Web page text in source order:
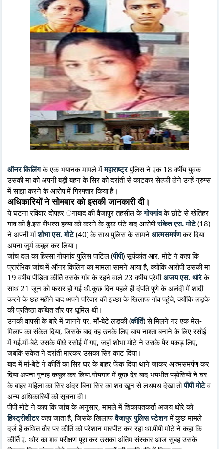
ऑनर किलिंगके एक भयानक मामले मेंमहाराष्ट्रपुलिस ने एक 18 वर्षीय युवक
उसकी मां को अपनी बड़ी बहन के सिर को दरांती से काटकर सेल्फी लेने उन्हें ग्रुप्स
में साझा करने के आरोप में गिरफ्तार किया है।
अधिकारियों ने सोमवार को इसकी जानकारी दी।
ये घटना रविवार दोपहर ंगाबाद की वैजापुर तहसील केगोयगांवके छोटे से खेतिहर
गांव की है.इस वीभत्स हत्या को करने के कुछ घंटे बाद आरोपीसंकेत एस. मोटे(18)
ने अपनी मांशोभा एस. मोटे(40) के साथ पुलिस के सामने आत्मसमर्पणकर दिया
अपना जुर्म कबूल कर लिया।
जांच दल का हिस्सा गोयगांव पुलिस पाटिल (पीपी) सूर्यकांत आर. मोटे ने कहा कि
प्रारंभिक जांच में ऑनर किलिंग का मामला सामने आया है, क्योंकि आरोपी उसकी मां
19 वर्षीय पीड़िता कीर्ति उसके गांव के रहने वाले 23 वर्षीय प्रेमीअजय एस. थोरेके
साथ 21 जून को फरार हो गई थी.कुछ दिन पहले ही दंपति पुणे के अलंदी में शादी
करने के छह महीने बाद अपने परिवार की इच्छा के खिलाफ गांव पहुंचे, क्योंकि लड़के
की प्रतिष्ठा कथित तौर पर धूमिल थी।
उनकी वापसी के बारे में जानने पर, माँ-बेटे लड़की (कीर्ति) से मिलने गए एक मेल-
मिलाप का संकेत दिया, जिसके बाद वह उनके लिए चाय नाश्ता बनाने के लिए रसोई
में गई.माँ-बेटे उसके पीछे रसोई में गए, जहाँ शोभा मोटे ने उसके पैर पकड़ लिए,
जबकि संकेत ने दरांती मारकर उसका सिर काट दिया।
बाद में मां-बेटे ने कीर्ति का सिर घर के बाहर फेंक दिया थाने जाकर आत्मसमर्पण कर
दिया अपना गुनाह कबूल कर लिया.गोयगांव में कुछ देर बाद भयभीत पड़ोसियों ने घर
के बाहर महिला का सिर अंदर बिना सिर का शव खून से लथपथ देखा तोपीपी मोटेव
अन्य अधिकारियों को सूचना दी।
पीपी मोटे ने कहा कि जांच के अनुसार, मामले में शिकायतकर्ता अजय थोरे को
हिस्ट्रीशीटरकहा जाता है, जिसके खिलाफवैजापुर पुलिस स्टेशनमें कुछ मामले
दर्ज हैं कथित तौर पर कीर्ति को परेशान मारपीट कर रहा था.पीपी मोटे ने कहा कि
कीर्ति ए. थोर का शव परीक्षण पूरा कर उसका अंतिम संस्कार आज सुबह उसके